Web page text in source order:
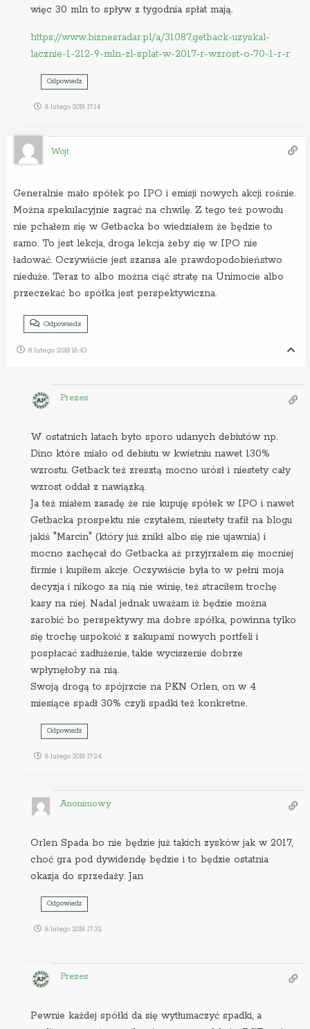
więc 30 mln to spływ z tygodnia spłat mają.
https://www.biznesradar.pl/a/31087,getback-uzyskal-
lacznie-1-212-9-mln-zl-splat-w-2017-r-wzrost-o-70-1-r-r
Odpowiedz
8 lutego 2018 17:14
Wojt
Generalnie mało spółek po IPO i emisji nowych akcji rośnie.
Można spekulacyjnie zagrać na chwilę. Z tego też powodu
nie pchałem się w Getbacka bo wiedziałem że będzie to
samo. To jest lekcja, droga lekcja żeby się w IPO nie
ładować. Oczywiście jest szansa ale prawdopodobieństwo
nieduże. Teraz to albo można ciąć stratę na Unimocie albo
przeczekać bo spółka jest perspektywiczna.
Odpowiedz
8 lutego 2018 16:43
Prezes
W ostatnich latach było sporo udanych debiutów np.
Dino które miało od debiutu w kwietniu nawet 130%
wzrostu. Getback też zresztą mocno urósł i niestety cały
wzrost oddał z nawiązką.
Ja też miałem zasadę że nie kupuję spółek w IPO i nawet
Getbacka prospektu nie czytałem, niestety trafił na blogu
jakiś "Marcin" (który już znikł albo się nie ujawnia) i
mocno zachęcał do Getbacka aż przyjrzałem się mocniej
firmie i kupiłem akcje. Oczywiście była to w pełni moja
decyzja i nikogo za nią nie winię, też straciłem trochę
kasy na niej. Nadal jednak uważam iż będzie można
zarobić bo perspektywy ma dobre spółka, powinna tylko
się trochę uspokoić z zakupami nowych portfeli i
pospłacać zadłużenie, takie wyciszenie dobrze
wpłynęłoby na nią.
Swoją drogą to spójrzcie na PKN Orlen, on w 4
miesiące spadł 30% czyli spadki też konkretne.
Odpowiedz
8 lutego 2018 17:24
Anonimowy
Orlen Spada bo nie będzie już takich zysków jak w 2017,
choć gra pod dywidendę będzie i to będzie ostatnia
okazja do sprzedaży. Jan
Odpowiedz
8 lutego 2018 17:32
Prezes
Pewnie każdej spółki da się wytłumaczyć spadki, a